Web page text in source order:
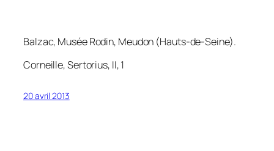
Balzac, Musée Rodin, Meudon (Hauts-de-Seine).
Corneille,Sertorius, II, 1
20 avril 2013